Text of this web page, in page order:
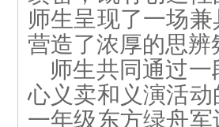
师生呈现了一场
营造了浓厚的思辨
师生共同通过
心义卖和义演活
一年级东方绿舟军